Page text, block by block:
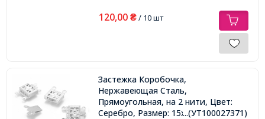
120,00 ₴/ 10 шт
Застежка Коробочка,
Нержавеющая Сталь,
Прямоугольная, на 2 нити, Цвет:
Серебро, Размер: 15х10х3мм, Отв.
...(УТ100027371)